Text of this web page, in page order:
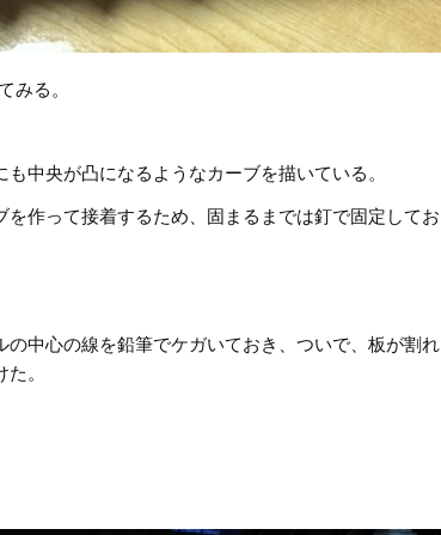
みる。
中央が凸になるようなカーブを描いている。
作って接着するため、固まるまでは釘で固定してお
中心の線を鉛筆でケガいておき、ついで、板が割れ
。